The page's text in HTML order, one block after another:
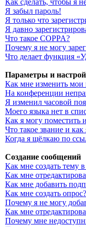
Как сделать, чтобы я
Я забыл пароль!
Я только что
Я давно
Что такое COPPA?
Почему я не могу
Что делает функция
Параметры и
Как мне изменить мои
На конференции
Я изменил часовой
Моего языка нет в
Как я могу поместить
Что такое звание и
Когда я щёлкаю по
Создание сообщений
Как мне создать тему
Как мне
Как мне добавить
Как мне создать опрос?
Почему я не могу
Как мне
Почему мне